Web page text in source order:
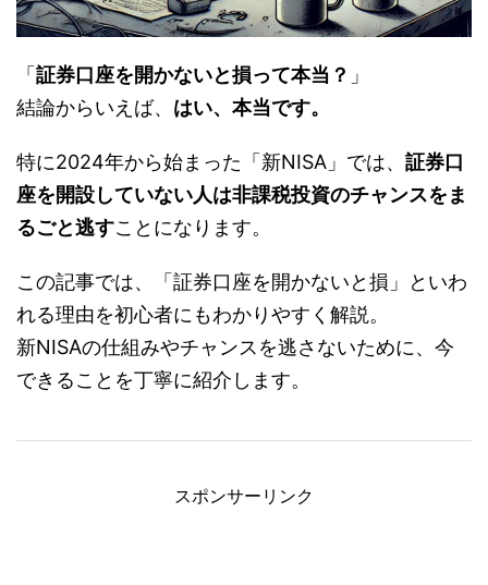
「 証券口座を開かないと損って本当？ 」
結論からいえば、 はい、本当です。
特に2024年から始まった「新NISA」では、 証券口
座を開設していない人は非課税投資のチャンスをま
るごと逃すことになります。
この記事では、「証券口座を開かないと損」といわ
れる理由を初心者にもわかりやすく解説。
新NISAの仕組みやチャンスを逃さないために、今
できることを丁寧に紹介します。
スポンサーリンク